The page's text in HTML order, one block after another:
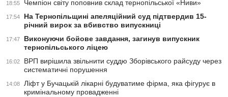
18:55 Чемпіон світу поповнив склад тернопільської «Ниви»
17:54
На Тернопільщині апеляційний суд підтвердив 15-
річний вирок за вбивство випускниці
17:47
Виконуючи бойове завдання, загинув випускник
тернопільського ліцею
16:02
ВРП вирішила звільнити суддю Зборівського райсуду через
систематичні порушення
14:08
Ліфт у Бучацькій лікарні будуватиме фірма, яка фігурує в
кримінальному провадженні